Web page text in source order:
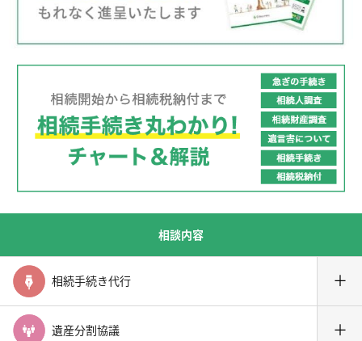
相談内容
相続手続き代行 ＋
遺産分割協議 ＋